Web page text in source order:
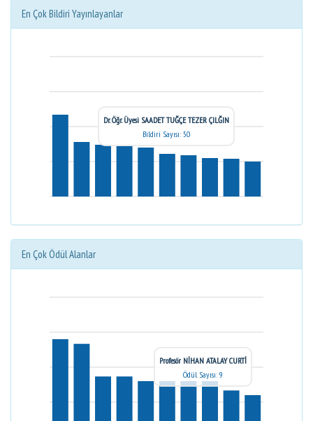
En Çok Bildiri Yayınlayanlar
Dr. Öğr. Üyesi SAADET TUĞÇE TEZER ÇILĞIN
Bildiri Sayısı: 50
En Çok Ödül Alanlar
Profesör NİHAN ATALAY CURTİ
Ödül Sayısı: 9